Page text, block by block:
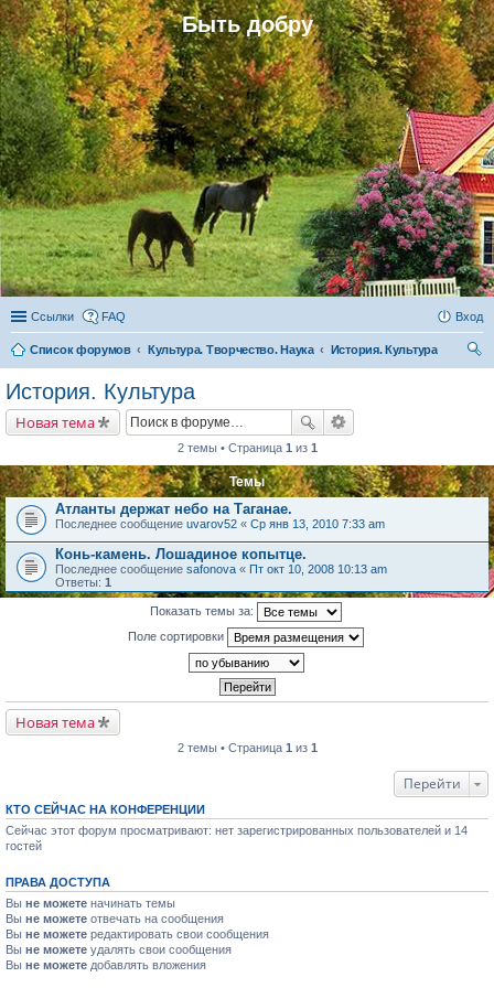
Быть добру
Ссылки FAQ Вход
Список форумов Культура. Творчество. Наука
История. Культура
История. Культура
Новая тема
2 темы • Страница 1 из 1
Темы
Атланты держат небо на Таганае.
Последнее сообщение uvarov52 « Ср янв 13, 2010 7:33 am
Конь-камень. Лошадиное копытце.
Последнее сообщение safonova « Пт окт 10, 2008 10:13 am
Ответы: 1
Показать темы за:
Поле сортировки
Новая тема
2 темы • Страница 1 из 1
Перейти
КТО СЕЙЧАС НА КОНФЕРЕНЦИИ
Сейчас этот форум просматривают: нет зарегистрированных пользователей и 14
гостей
ПРАВА ДОСТУПА
Вы не можете начинать темы
Вы не можете отвечать на сообщения
Вы не можете редактировать свои сообщения
Вы не можете удалять свои сообщения
Вы не можете добавлять вложения